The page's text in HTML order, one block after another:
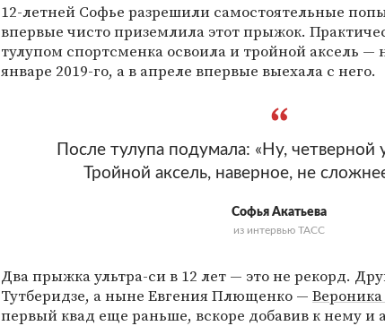
12-летней Софье разрешили самостоятельные
впервые чисто приземлила этот прыжок.
тулупом спортсменка освоила и тройной аксель —
январе 2019-го, а в апреле впервые выехала с него.
После тулупа подумала: «Ну, четверной
Тройной аксель, наверное, не
Софья Акатьева
из интервью ТАСС
Два прыжка ультра-си в 12 лет — это не рекорд.
Тутберидзе, а ныне Евгения Плющенко —
первый квад еще раньше, вскоре добавив к нему и